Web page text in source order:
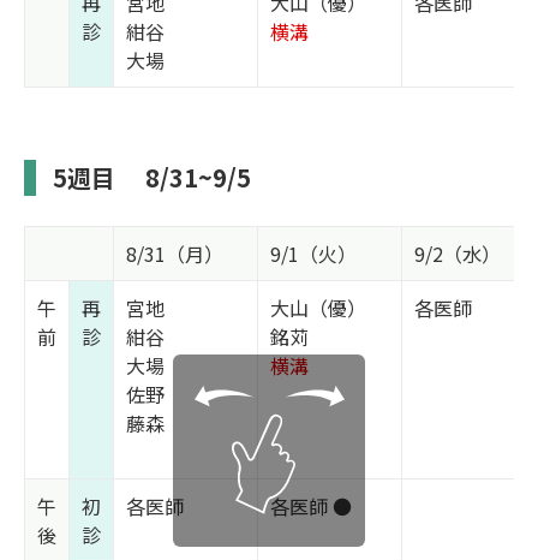
診
紺谷
大場
横溝
5週目 8/31~9/5
8/31（月） 9/1（火）
9/2（水）
午
前
再
診
宮地
紺谷
大場
佐野
藤森
大山（優）
銘苅
横溝
各医師
午
後
初
診
各医師 各医師 ●